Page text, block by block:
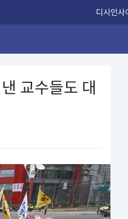
디시인사
교수들도 대